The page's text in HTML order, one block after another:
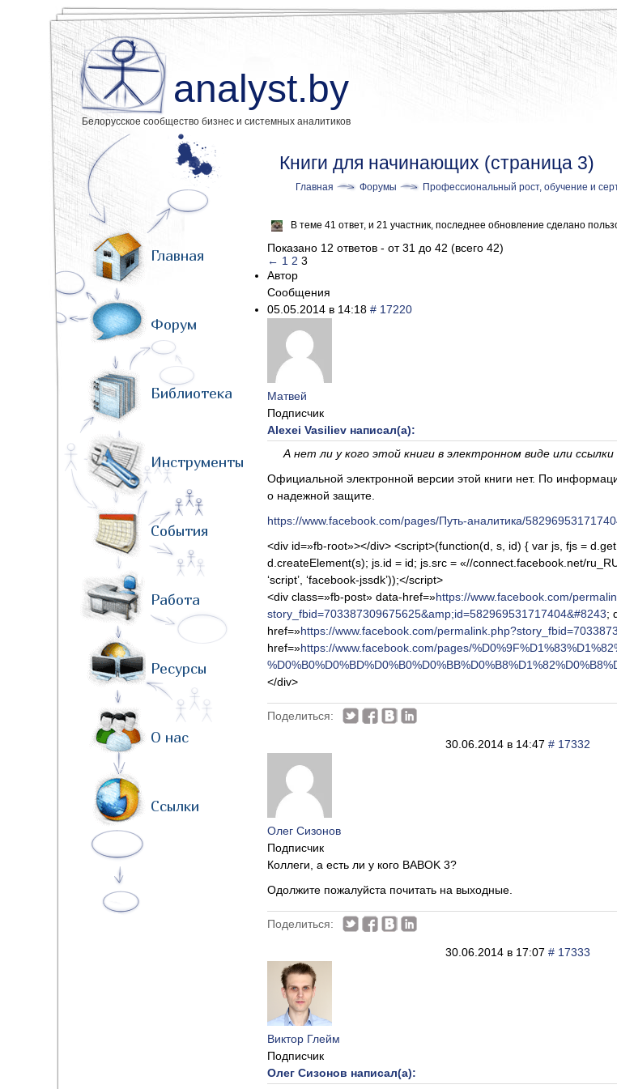
analyst.by
Белорусское сообщество бизнес и системных аналитиков
Главная
Форум
Библиотека
Инструменты
События
Работа
Ресурсы
О нас
Ссылки
Книги для начинающих (страница 3)
Главная Форумы Профессиональный рост, обучение и
В теме 41 ответ, и 21 участник, последнее обновление сделано
Показано 12 ответов - от 31 до 42 (всего 42)
← 1 2 3
Автор
Сообщения
05.05.2014 в 14:18 # 17220
Матвей
Подписчик
Alexei Vasiliev написал(а):
А нет ли у кого этой книги в электронном виде или
Официальной электронной версии этой книги нет. По
о надежной защите.
https://www.facebook.com/pages/Путь-аналитика/
<div id=»fb-root»></div> <script>(function(d, s, id) { var js, fjs =
d.createElement(s); js.id = id; js.src = «//connect.facebook.net/
‘script’, ‘facebook-jssdk’));</script>
<div class=»fb-post» data-href=»https://www.facebook.com/
story_fbid=703387309675625&amp;id=582969531717404&#8243;
href=»https://www.facebook.com/
href=»https://www.facebook.com/pages/
</div>
Поделиться:
30.06.2014 в 14:47 # 17332
Олег Сизонов
Подписчик
Коллеги, а есть ли у кого BABOK 3?
Одолжите пожалуйста почитать на выходные.
Поделиться:
30.06.2014 в 17:07 # 17333
Виктор Глейм
Подписчик
Олег Сизонов написал(а):